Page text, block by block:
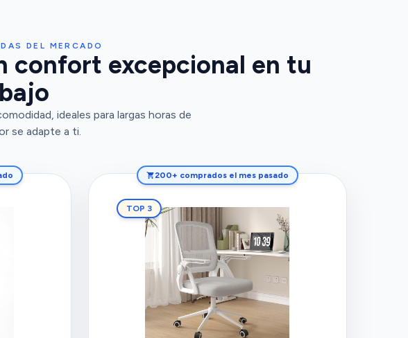
DEL MERCADO
confort excepcional en tu
ideales para largas horas de
se adapte a ti.
200+ comprados el mes pasado
TOP 3